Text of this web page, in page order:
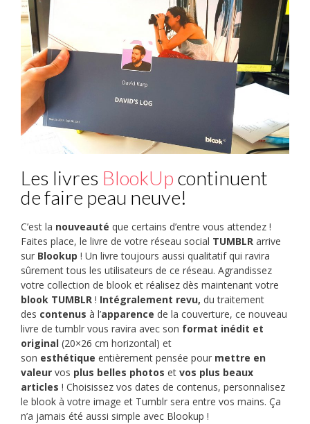
Les livres BlookUp continuent
de faire peau neuve!
C’est la nouveauté que certains d’entre vous attendez !
Faites place, le livre de votre réseau social TUMBLR arrive
sur Blookup ! Un livre toujours aussi qualitatif qui ravira
sûrement tous les utilisateurs de ce réseau. Agrandissez
votre collection de blook et réalisez dès maintenant votre
blook TUMBLR ! Intégralement revu, du traitement
des contenus à l’apparence de la couverture, ce nouveau
livre de tumblr vous ravira avec son format inédit et
original (20×26 cm horizontal) et
son esthétique entièrement pensée pour mettre en
valeur vos plus belles photos et vos plus beaux
articles ! Choisissez vos dates de contenus, personnalisez
le blook à votre image et Tumblr sera entre vos mains. Ça
n’a jamais été aussi simple avec Blookup !